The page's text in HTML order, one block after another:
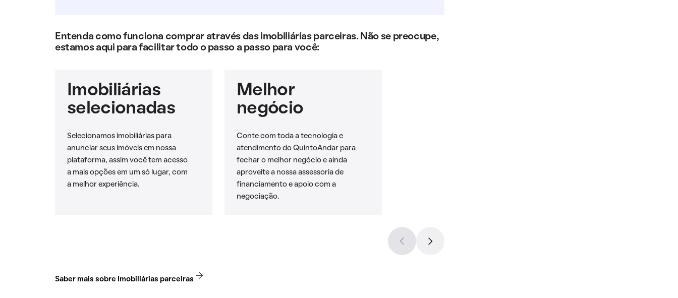
Entenda como funciona comprar através das imobiliárias parceiras. Não se preocupe,
estamos aqui para facilitar todo o passo a passo para você:
Imobiliárias
selecionadas
Selecionamos imobiliárias para
anunciar seus imóveis em nossa
plataforma, assim você tem acesso
a mais opções em um só lugar, com
a melhor experiência.
Melhor
negócio
Conte com toda a tecnologia e
atendimento do QuintoAndar para
fechar o melhor negócio e ainda
aproveite a nossa assessoria de
financiamento e apoio com a
negociação.
Saber mais sobre Imobiliárias parceiras